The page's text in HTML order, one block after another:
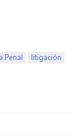
Penal litigación